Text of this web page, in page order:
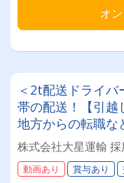
オ
＜2t配送ドライバ
帯の配送！【引越
地方からの転職
タムしてOK！20
ーも現役で活躍中
期安定して働けま
株式会社大星運輸 採
動画あり 賞与あり